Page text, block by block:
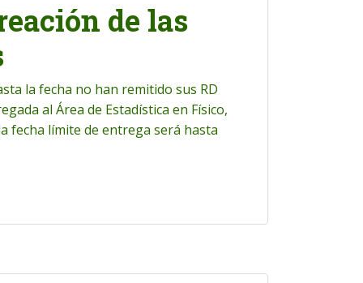
de las
la fecha no han remitido sus RD
al Área de Estadística en Físico,
fecha límite de entrega será hasta